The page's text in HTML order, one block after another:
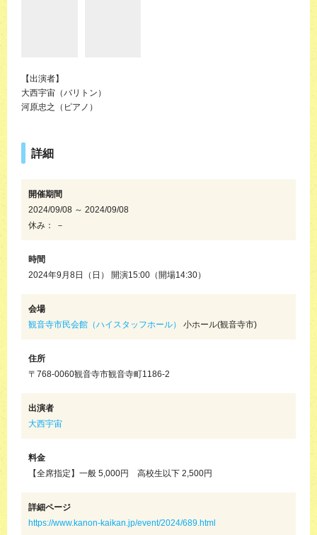
【出演者】
大西宇宙（バリトン）
河原忠之（ピアノ）
詳細
開催期間
2024/09/08 ～ 2024/09/08
休み： －
時間
2024年9月8日（日） 開演15:00（開場14:30）
会場
観音寺市民会館（ハイスタッフホール）
小ホール(観音寺市)
住所
〒768-0060観音寺市観音寺町1186-2
出演者
大西宇宙
料金
【全席指定】一般 5,000円 高校生以下 2,500円
詳細ページ
https://www.kanon-kaikan.jp/event/2024/689.html